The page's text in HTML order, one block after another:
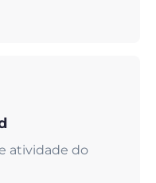
atividade do